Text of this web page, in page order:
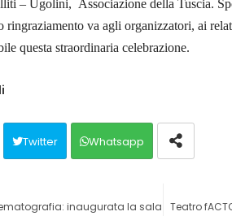
– Ugolini, Associazione della Tuscia.
ringraziamento va agli organizzatori, ai
questa straordinaria celebrazione.
Twitter Whatsapp
Teatro
inaugurata la sala